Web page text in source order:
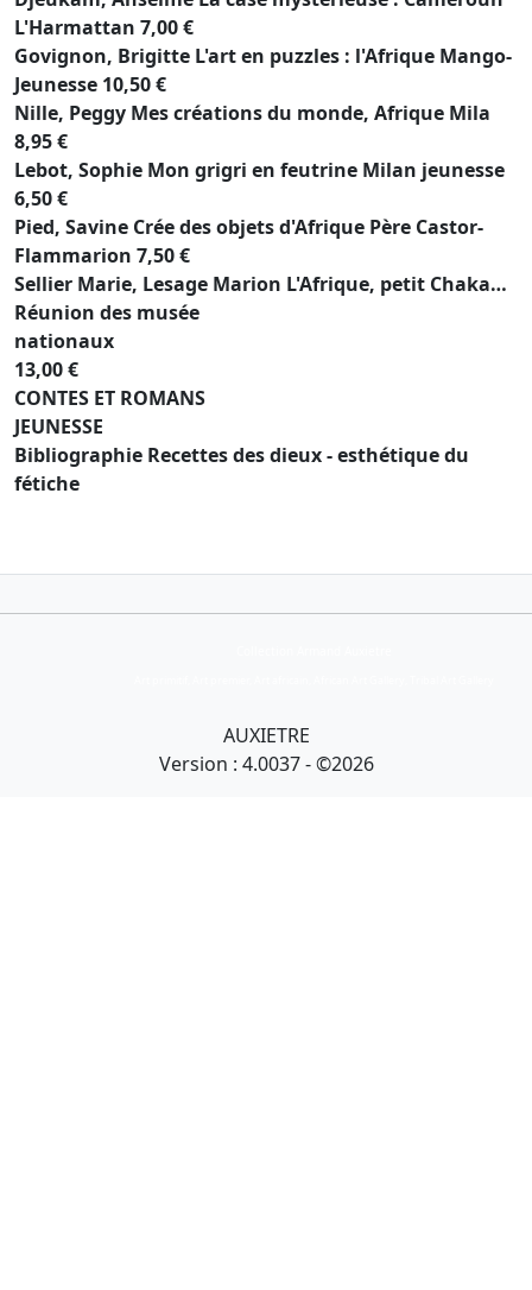
L'Harmattan 7,00 €
Govignon, Brigitte L'art en puzzles : l'Afrique Mango-
Jeunesse 10,50 €
Nille, Peggy Mes créations du monde, Afrique Mila
8,95 €
Lebot, Sophie Mon grigri en feutrine Milan jeunesse
6,50 €
Pied, Savine Crée des objets d'Afrique Père Castor-
Flammarion 7,50 €
Sellier Marie, Lesage Marion L'Afrique, petit Chaka…
Réunion des musée
nationaux
13,00 €
CONTES ET ROMANS
JEUNESSE
Bibliographie Recettes des dieux - esthétique du
fétiche
AUXIETRE
Version : 4.0037 - ©2026